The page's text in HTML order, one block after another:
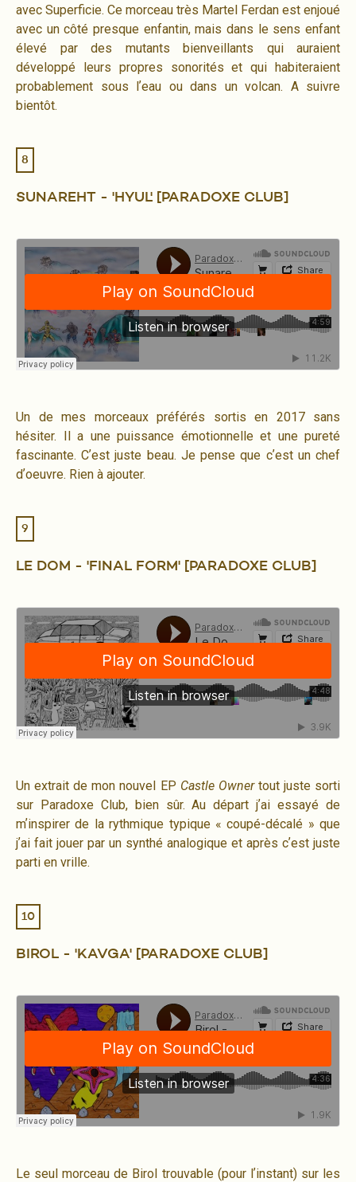
avec Superficie. Ce morceau très Martel Ferdan est enjoué
avec un côté presque enfantin, mais dans le sens enfant
élevé par des mutants bienveillants qui auraient
développé leurs propres sonorités et qui habiteraient
probablement sous lʼeau ou dans un volcan. A suivre
bientôt.
8
SUNAREHT - 'HYUL' [PARADOXE CLUB]
Un de mes morceaux préférés sortis en 2017 sans
hésiter. Il a une puissance émotionnelle et une pureté
fascinante. Cʼest juste beau. Je pense que cʼest un chef
dʼoeuvre. Rien à ajouter.
9
LE DOM - 'FINAL FORM' [PARADOXE CLUB]
Un extrait de mon nouvel EP Castle Ownertout juste sorti
sur Paradoxe Club, bien sûr. Au départ jʼai essayé de
mʼinspirer de la rythmique typique « coupé-décalé » que
jʼai fait jouer par un synthé analogique et après cʼest juste
parti en vrille.
10
BIROL - 'KAVGA' [PARADOXE CLUB]
Le seul morceau de Birol trouvable (pour lʼinstant) sur les